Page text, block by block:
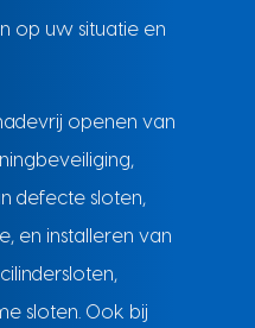
op uw situatie en
openen van
defecte sloten,
en installeren van
sloten. Ook bij